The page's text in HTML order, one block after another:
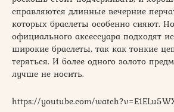
справляются длинные вечерние
которых браслеты особенно сияют.
официального аксессуара подходят
широкие браслеты, так как тонкие
теряться. И более одного золото
лучше не носить.
https://youtube.com/